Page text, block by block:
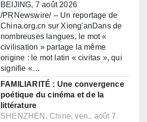
BEIJING, 7 août 2026
/PRNewswire/ -- Un reportage de
China.org.cn sur Xiong'anDans de
nombreuses langues, le mot «
civilisation » partage la même
origine : le mot latin « civitas », qui
signifie «…
FAMILIARITÉ : Une convergence
poétique du cinéma et de la
littérature
SHENZHEN, Chine, ven., août 7